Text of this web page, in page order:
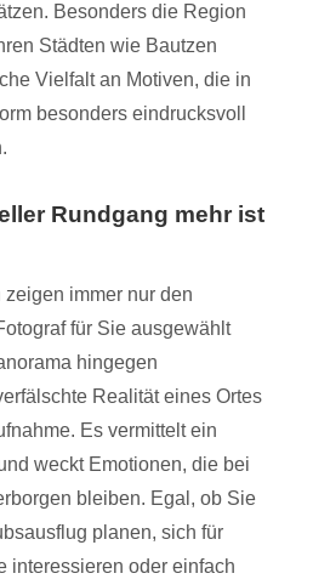
Besonders die Region
Städten wie Bautzen
Vielfalt an Motiven, die in
besonders eindrucksvoll
Rundgang mehr ist
immer nur den
für Sie ausgewählt
hingegen
Realität eines Ortes
Es vermittelt ein
weckt Emotionen, die bei
bleiben. Egal, ob Sie
planen, sich für
interessieren oder einfach